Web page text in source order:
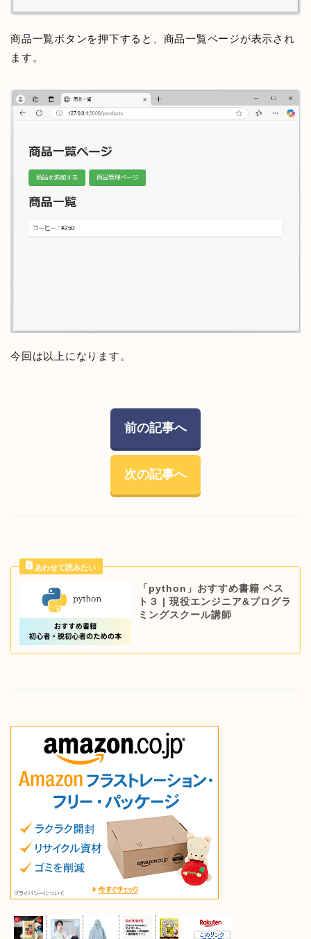
商品一覧ボタンを押下すると、商品一覧ページが表示され
ます。
今回は以上になります。
前の記事へ
次の記事へ
「python」おすすめ書籍 ベス
ト３ | 現役エンジニア&プログラ
ミングスクール講師